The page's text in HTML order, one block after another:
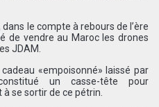
le compte à rebours de l’ère
de vendre au Maroc les drones
JDAM.
«empoisonné» laissé par
un casse-tête pour
se sortir de ce pétrin.